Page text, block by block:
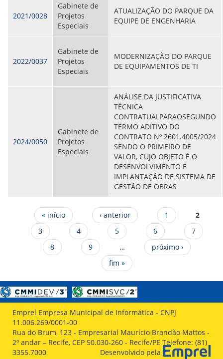
2021/0028
Gabinete de
Projetos
Especiais
ATUALIZAÇÃO DO PARQUE DA
EQUIPE DE ENGENHARIA
2022/0037
Gabinete de
Projetos
Especiais
MODERNIZAÇÃO DO PARQUE
DE EQUIPAMENTOS DE TI
2024/0050
Gabinete de
Projetos
Especiais
ANÁLISE DA JUSTIFICATIVA
TÉCNICA
CONTRATUALPARAOSEGUNDO
TERMO ADITIVO DO
CONTRATO Nº 2601.4005/2024
SENDO O PRIMEIRO DE
VALOR, CUJO OBJETO É O
DESENVOLVIMENTO E
IMPLANTAÇÃO DE SISTEMA DE
GESTÃO DE OBRAS
Páginas
« início ‹ anterior 1
2
3
4 5 6
7
8
9 …
próximo ›
fim »
Emprel Empresa Municipal de Informática - CNPJ
11.006.269/0001-00
Rua do Brum, 123 - Empresarial Maurício Brandão Mattos -
2º andar – Recife, CEP 50.030-260 - Recife/PE Telefone: (81)
3355.7000
Desenvolvido pela